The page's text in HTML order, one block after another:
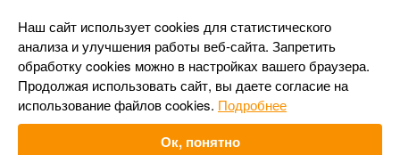
© АО «МОСГАЗ», 2026. При использовании материалов
ссылка на сайт обязательна.
Разработка и поддержка —Upriver
Наш сайт использует cookies для статистического
анализа и улучшения работы веб-сайта. Запретить
обработку cookies можно в настройках вашего браузера.
Продолжая использовать сайт, вы даете согласие на
использование файлов cookies. Подробнее
Ок, понятно